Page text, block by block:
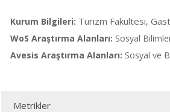
Kurum Bilgileri: Turizm Fakültesi,
WoS Araştırma Alanları: Sosyal
Avesis Araştırma Alanları: Sosyal ve
Metrikler